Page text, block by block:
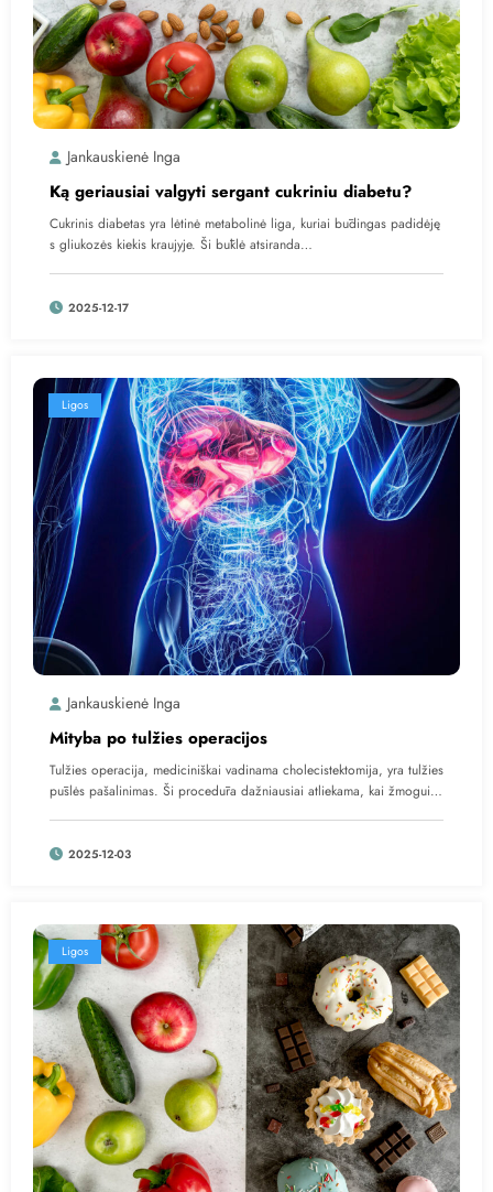
Jankauskienė Inga
Ką geriausiai valgyti sergant cukriniu diabetu?
Cukrinis diabetas yra lėtinė metabolinė liga, kuriai būdingas padidėję
s gliukozės kiekis kraujyje. Ši būklė atsiranda…
2025-12-17
Ligos
Jankauskienė Inga
Mityba po tulžies operacijos
Tulžies operacija, mediciniškai vadinama cholecistektomija, yra tulžies
pūslės pašalinimas. Ši procedūra dažniausiai atliekama, kai žmogui…
2025-12-03
Ligos